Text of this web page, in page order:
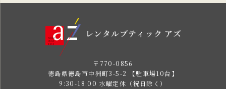
〒770-0856
徳島県徳島市中洲町3-5-2 【駐車場10台】
9:30-18:00 水曜定休（祝日除く）